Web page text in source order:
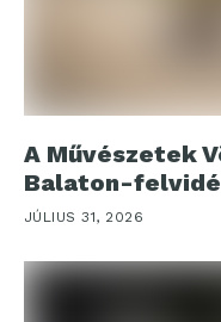
A Művészetek
Balaton-
JÚLIUS 31, 2026